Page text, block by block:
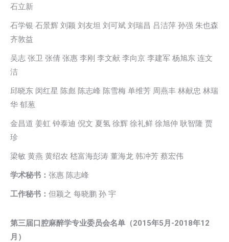
石立新
石学银 石景辉 刘颖 刘友坦 刘可斌 刘瑞昌 吕洁萍 孙强 朱也森
齐敦益
吴志 张卫 张倩 张惠 李刚 李文献 李向京 李建军 杨旭东 连文
洁
邱晓东 闵红星 陈彪 陈志峰 陈雪梅 单维芳 周燕丰 林献忠 林瑞
华 郁葱
金昌道 姜虹 钟泰迪 倪文 夏氢 徐辉 徐礼鲜 徐旭仲 耿智隆 贾
珍
梁敏 黄燕 黄绍农 嵇富海彭涛 董海龙 韩冲芳 蔡宏伟
学术秘书： 张惠 陈志峰
工作秘书： 但颖之 每晓鹏 孙 宇
第三届口腔麻醉学专业委员会名单（2015年5月-2018年12
月）